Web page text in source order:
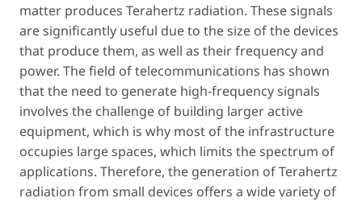
matter produces Terahertz radiation. These signals
are significantly useful due to the size of the devices
that produce them, as well as their frequency and
power. The field of telecommunications has shown
that the need to generate high-frequency signals
involves the challenge of building larger active
equipment, which is why most of the infrastructure
occupies large spaces, which limits the spectrum of
applications. Therefore, the generation of Terahertz
radiation from small devices offers a wide variety of